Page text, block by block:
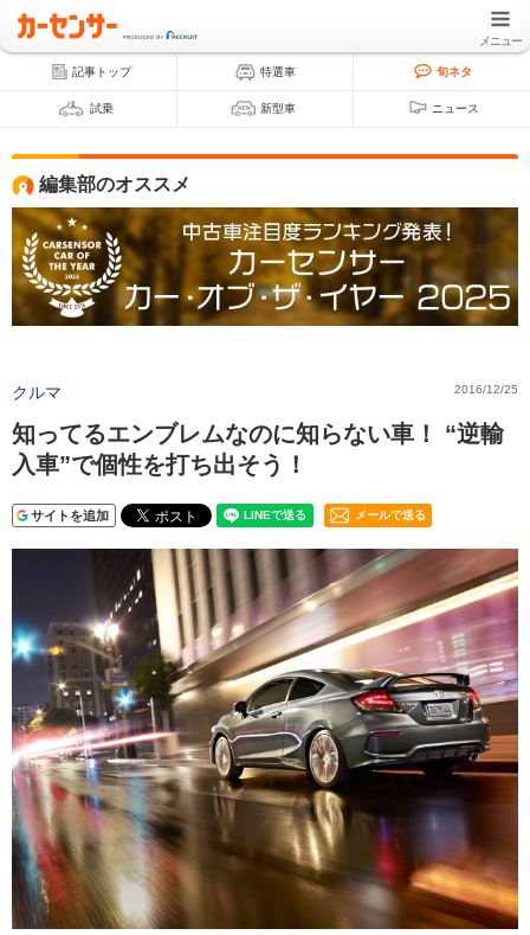
メニュー
記事トップ 特選車 旬ネタ
試乗 新型車 ニュース
編集部のオススメ
クルマ 2016/12/25
知ってるエンブレムなのに知らない車！ “逆輸
入車”で個性を打ち出そう！
サイトを追加 メールで送る